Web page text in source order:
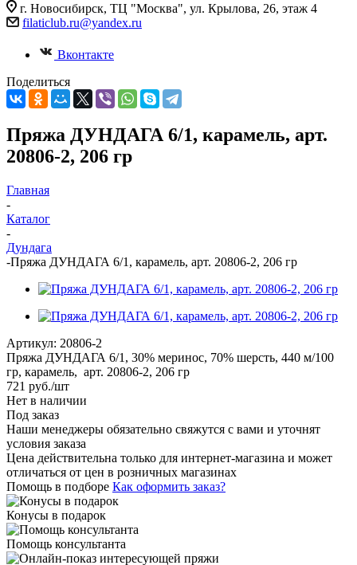
г. Новосибирск, ТЦ "Москва", ул. Крылова, 26, этаж 4
filaticlub.ru@yandex.ru
Вконтакте
Поделиться
Пряжа ДУНДАГА 6/1, карамель, арт.
20806-2, 206 гр
Главная
-
Каталог
-
Дундага
-Пряжа ДУНДАГА 6/1, карамель, арт. 20806-2, 206 гр
Артикул: 20806-2
Пряжа ДУНДАГА 6/1, 30% меринос, 70% шерсть, 440 м/100
гр, карамель, арт. 20806-2, 206 гр
721 руб./шт
Нет в наличии
Под заказ
Наши менеджеры обязательно свяжутся с вами и уточнят
условия заказа
Цена действительна только для интернет-магазина и может
отличаться от цен в розничных магазинах
Помощь в подборе Как оформить заказ?
Конусы в подарок
Помощь консультанта